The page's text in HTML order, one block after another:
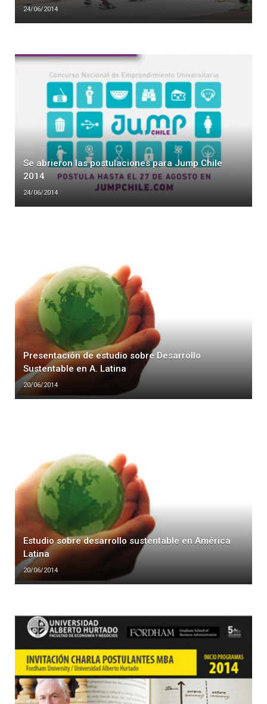
24/06/2014
Se abrieron las postulaciones para Jump Chile
2014
24/06/2014
Presentación de estudio sobre Desarrollo
Sustentable en A. Latina
20/06/2014
Estudio sobre desarrollo sustentable en América
Latina
20/06/2014